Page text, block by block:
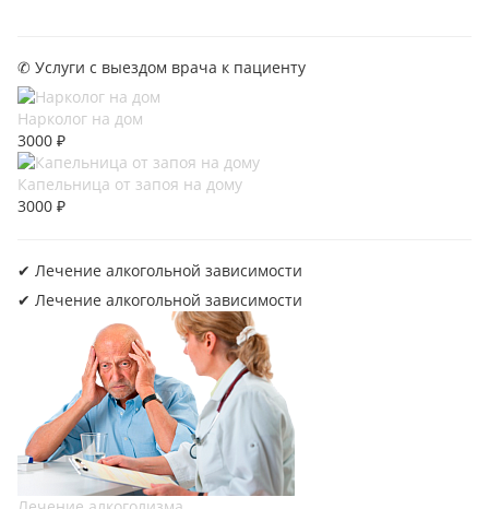
✆ Услуги с выездом врача к пациенту
Нарколог на дом
3000 ₽
Капельница от запоя на дому
3000 ₽
✔︎ Лечение алкогольной зависимости
✔︎ Лечение алкогольной зависимости